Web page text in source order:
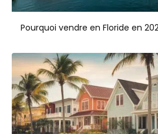
Pourquoi vendre en Floride en